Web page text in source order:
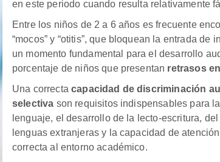
en este periodo cuando resulta relativamente
Entre los niños de 2 a 6 años es frecuente
“mocos” y “otitis”, que bloquean la entrada
un momento fundamental para el desarrollo
porcentaje de niños que presentan retrasos
Una correctacapacidad de discriminación
selectiva son requisitos indispensables para
lenguaje, el desarrollo de la lecto-escritura,
lenguas extranjeras y la capacidad de
correcta al entorno académico.